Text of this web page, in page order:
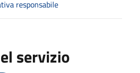
responsabile
servizio